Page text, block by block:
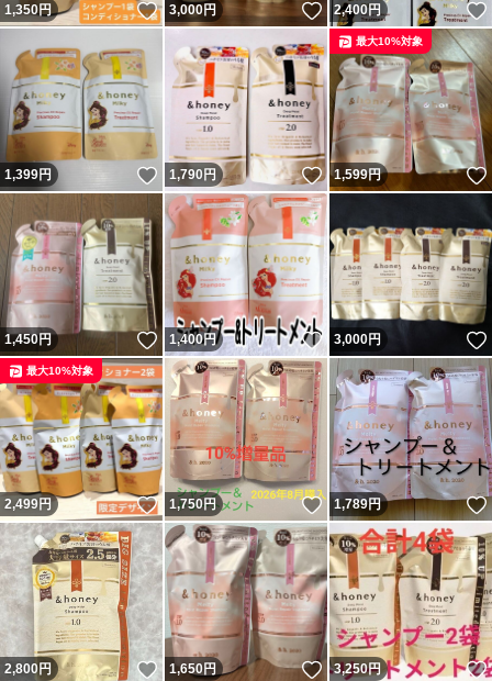
1,350円 いいね！
3,000円 いいね！
2,400円
1,399円 いいね！
1,790 円 いいね！
1,599円
最大10%対象
1,450円 いいね！
1,400円 いいね！
3,000円
2,499円 いいね！
最大10%対象
1,750円 いいね！
1,789円
2,800円 いいね！
1,650円 いいね！
3,250円